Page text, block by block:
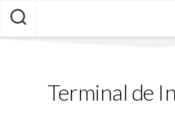
Skip
content
Terminal de